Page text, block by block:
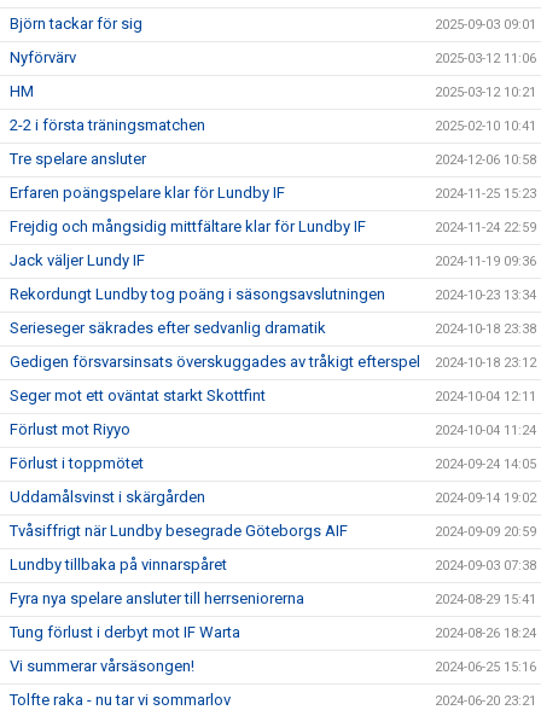
Björn tackar för sig 2025-09-03 09:01
Nyförvärv 2025-03-12 11:06
HM 2025-03-12 10:21
2-2 i första träningsmatchen 2025-02-10 10:41
Tre spelare ansluter 2024-12-06 10:58
Erfaren poängspelare klar för Lundby IF 2024-11-25 15:23
Frejdig och mångsidig mittfältare klar för Lundby IF 2024-11-24 22:59
Jack väljer Lundy IF 2024-11-19 09:36
Rekordungt Lundby tog poäng i säsongsavslutningen 2024-10-23 13:34
Serieseger säkrades efter sedvanlig dramatik 2024-10-18 23:38
Gedigen försvarsinsats överskuggades av tråkigt efterspel 2024-10-18 23:12
Seger mot ett oväntat starkt Skottfint 2024-10-04 12:11
Förlust mot Riyyo 2024-10-04 11:24
Förlust i toppmötet 2024-09-24 14:05
Uddamålsvinst i skärgården 2024-09-14 19:02
Tvåsiffrigt när Lundby besegrade Göteborgs AIF 2024-09-09 20:59
Lundby tillbaka på vinnarspåret 2024-09-03 07:38
Fyra nya spelare ansluter till herrseniorerna 2024-08-29 15:41
Tung förlust i derbyt mot IF Warta 2024-08-26 18:24
Vi summerar vårsäsongen! 2024-06-25 15:16
Tolfte raka - nu tar vi sommarlov 2024-06-20 23:21